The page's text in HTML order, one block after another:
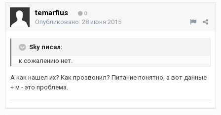
temarfius 0
Опубликовано: 28 июня 2015
Sky писал:
к сожалению нет.
А как нашел их? Как прозвонил? Питание понятно, а вот данные
+ м - это проблема.